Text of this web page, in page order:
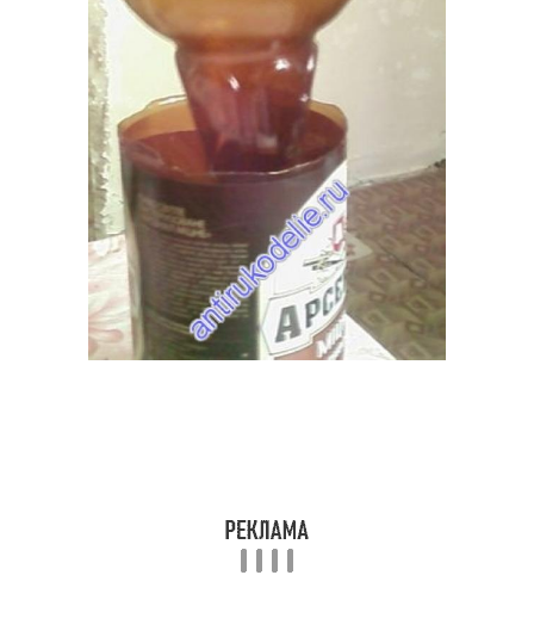
Бутылки для пуфика Квадратный пуфик
Поделки из
пластиковых бутылок
Поделки из
пластиковой бутылки
Цвета из пластиковых
пластиковых бутылок